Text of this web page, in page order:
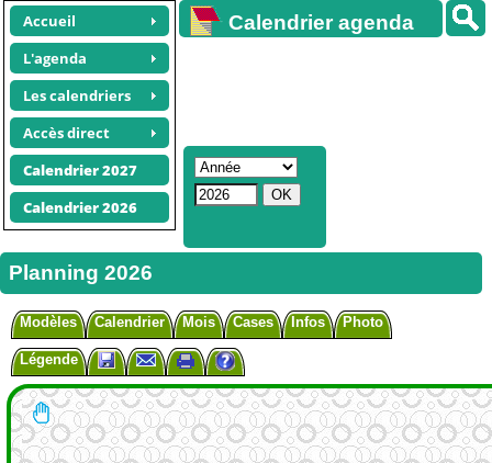
Accueil
L'agenda
Les calendriers
Accès direct
Calendrier 2027
Calendrier 2026
Calendrier agenda
Planning 2026
Modèles Calendrier Mois Cases Infos Photo
Légende